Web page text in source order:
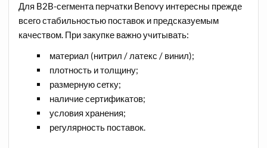
Для B2B-сегмента перчатки Benovy интересны прежде
всего стабильностью поставок и предсказуемым
качеством. При закупке важно учитывать:
материал (нитрил / латекс / винил);
плотность и толщину;
размерную сетку;
наличие сертификатов;
условия хранения;
регулярность поставок.